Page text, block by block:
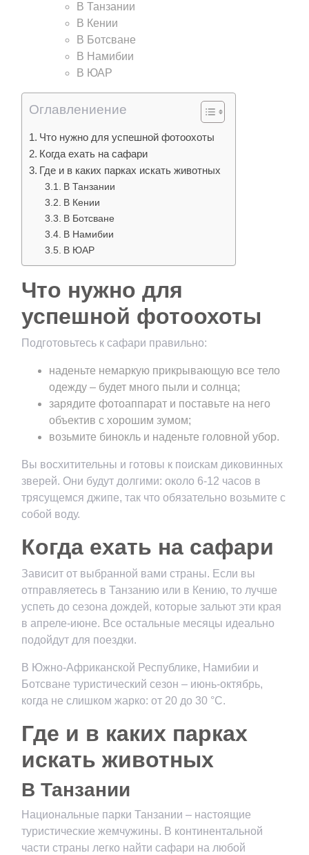
В Танзании
В Кении
В Ботсване
В Намибии
В ЮАР
Оглавлениение
Что нужно для успешной фотоохоты
Когда ехать на сафари
Где и в каких парках искать животных
В Танзании
В Кении
В Ботсване
В Намибии
В ЮАР
Что нужно для
успешной фотоохоты
Подготовьтесь к сафари правильно:
наденьте немаркую прикрывающую все тело
одежду – будет много пыли и солнца;
зарядите фотоаппарат и поставьте на него
объектив с хорошим зумом;
возьмите бинокль и наденьте головной убор.
Вы восхитительны и готовы к поискам диковинных
зверей. Они будут долгими: около 6-12 часов в
трясущемся джипе, так что обязательно возьмите с
собой воду.
Когда ехать на сафари
Зависит от выбранной вами страны. Если вы
отправляетесь в Танзанию или в Кению, то лучше
успеть до сезона дождей, которые зальют эти края
в апреле-июне. Все остальные месяцы идеально
подойдут для поездки.
В Южно-Африканской Республике, Намибии и
Ботсване туристический сезон – июнь-октябрь,
когда не слишком жарко: от 20 до 30 °С.
Где и в каких парках
искать животных
В Танзании
Национальные парки Танзании – настоящие
туристические жемчужины. В континентальной
части страны легко найти сафари на любой